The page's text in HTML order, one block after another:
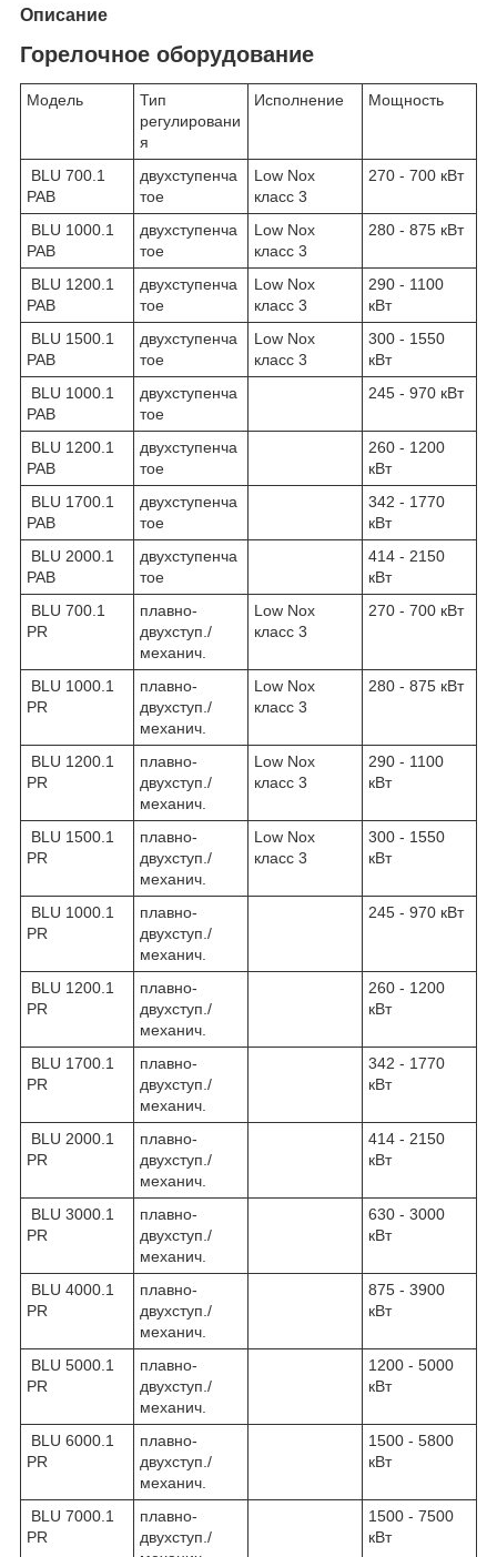
Описание
Горелочное оборудование
Модель
Тип
регулировани
я
Исполнение Мощность
BLU 700.1
PAB
двухступенча
тое
Low Nox
класс 3
270 - 700 кВт
BLU 1000.1
PAB
двухступенча
тое
Low Nox
класс 3
280 - 875 кВт
BLU 1200.1
PAB
двухступенча
тое
Low Nox
класс 3
290 - 1100
кВт
BLU 1500.1
PAB
двухступенча
тое
Low Nox
класс 3
300 - 1550
кВт
BLU 1000.1
PAB
двухступенча
тое
245 - 970 кВт
BLU 1200.1
PAB
двухступенча
тое
260 - 1200
кВт
BLU 1700.1
PAB
двухступенча
тое
342 - 1770
кВт
BLU 2000.1
PAB
двухступенча
тое
414 - 2150
кВт
BLU 700.1
PR
плавно-
двухступ./
механич.
Low Nox
класс 3
270 - 700 кВт
BLU 1000.1
PR
плавно-
двухступ./
механич.
Low Nox
класс 3
280 - 875 кВт
BLU 1200.1
PR
плавно-
двухступ./
механич.
Low Nox
класс 3
290 - 1100
кВт
BLU 1500.1
PR
плавно-
двухступ./
механич.
Low Nox
класс 3
300 - 1550
кВт
BLU 1000.1
PR
плавно-
двухступ./
механич.
245 - 970 кВт
BLU 1200.1
PR
плавно-
двухступ./
механич.
260 - 1200
кВт
BLU 1700.1
PR
плавно-
двухступ./
механич.
342 - 1770
кВт
BLU 2000.1
PR
плавно-
двухступ./
механич.
414 - 2150
кВт
BLU 3000.1
PR
плавно-
двухступ./
механич.
630 - 3000
кВт
BLU 4000.1
PR
плавно-
двухступ./
механич.
875 - 3900
кВт
BLU 5000.1
PR
плавно-
двухступ./
механич.
1200 - 5000
кВт
BLU 6000.1
PR
плавно-
двухступ./
механич.
1500 - 5800
кВт
BLU 7000.1
PR
плавно-
двухступ./
1500 - 7500
кВт